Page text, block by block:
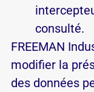
consulté.
FREEMAN
modifier la
des données